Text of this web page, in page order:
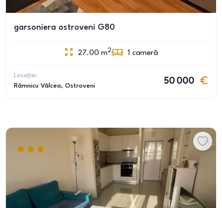
garsoniera ostroveni G80
27.00 m2 1 cameră
Locație:
Râmnicu Vâlcea, Ostroveni
50 000